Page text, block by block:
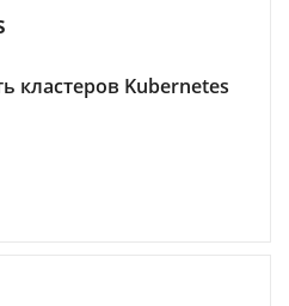
кластеров Kubernetes